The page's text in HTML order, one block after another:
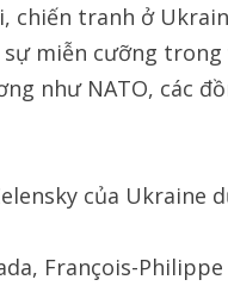
chiến tranh ở
miễn cưỡng
như NATO, các
của Ukraine
François-